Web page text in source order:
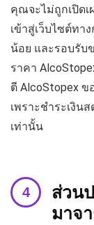
คุณจะไม่ถูกเปิดเ
เข้าสู่เว็บไซต์ทา
น้อย และรอบรับ
ราคา
ตี AlcoStopex
เพราะชำระเงิ
เท่านั้น
ส่วน
มาจ